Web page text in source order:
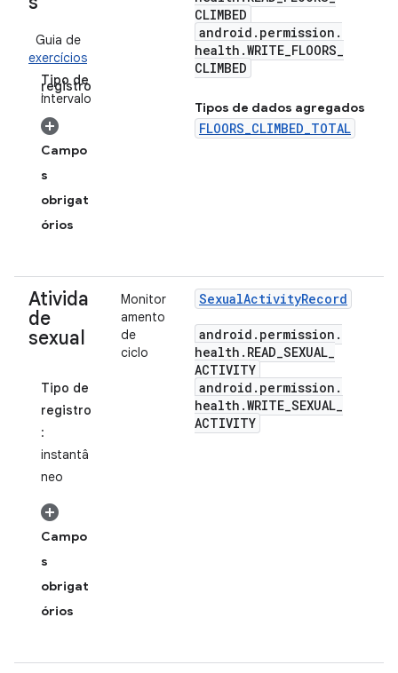
Guia de
exercícios
Tipo de
registro
:intervalo
Campo
s
obrigat
órios
CLIMBED
android . permission .
health .WRITE_FLOORS_
CLIMBED
Tipos de dados agregados
FLOORS_CLIMBED_TOTAL
Ativida
de
sexual
Tipo de
registro
:
instantâ
neo
Campo
s
obrigat
órios
Monitor
amento
de
ciclo
SexualActivityRecord
android . permission .
health . READ_SEXUAL_
ACTIVITY
android . permission .
health .WRITE_SEXUAL_
ACTIVITY